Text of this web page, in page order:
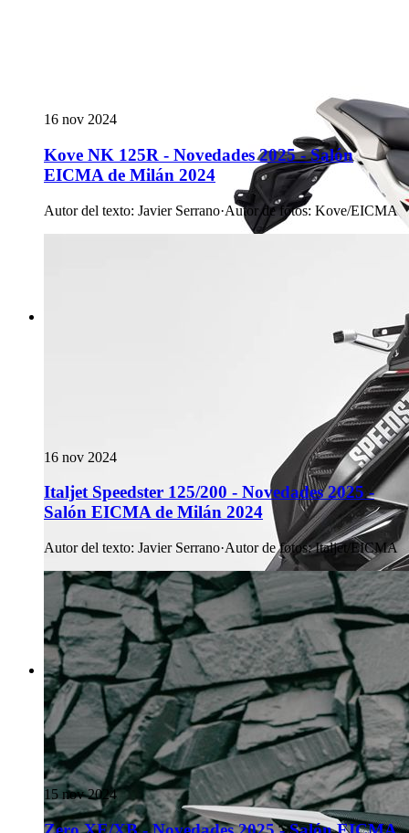
16 nov 2024
Kove NK 125R - Novedades 2025 - Salón
EICMA de Milán 2024
Autor del texto: Javier Serrano·Autor de fotos: Kove/EICMA
16 nov 2024
Italjet Speedster 125/200 - Novedades 2025 -
Salón EICMA de Milán 2024
Autor del texto: Javier Serrano·Autor de fotos: Italjet/EICMA
15 nov 2024